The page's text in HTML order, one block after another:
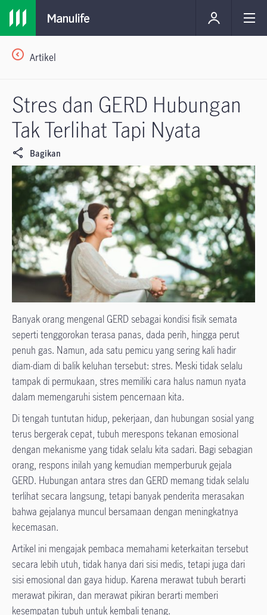
Artikel
Stres dan GERD Hubungan
Tak Terlihat Tapi Nyata
Bagikan
Banyak orang mengenal GERD sebagai kondisi fisik semata
seperti tenggorokan terasa panas, dada perih, hingga perut
penuh gas. Namun, ada satu pemicu yang sering kali hadir
diam-diam di balik keluhan tersebut: stres. Meski tidak selalu
tampak di permukaan, stres memiliki cara halus namun nyata
dalam memengaruhi sistem pencernaan kita.
Di tengah tuntutan hidup, pekerjaan, dan hubungan sosial yang
terus bergerak cepat, tubuh merespons tekanan emosional
dengan mekanisme yang tidak selalu kita sadari. Bagi sebagian
orang, respons inilah yang kemudian memperburuk gejala
GERD. Hubungan antara stres dan GERD memang tidak selalu
terlihat secara langsung, tetapi banyak penderita merasakan
bahwa gejalanya muncul bersamaan dengan meningkatnya
kecemasan.
Artikel ini mengajak pembaca memahami keterkaitan tersebut
secara lebih utuh, tidak hanya dari sisi medis, tetapi juga dari
sisi emosional dan gaya hidup. Karena merawat tubuh berarti
merawat pikiran, dan merawat pikiran berarti memberi
kesempatan tubuh untuk kembali tenang.